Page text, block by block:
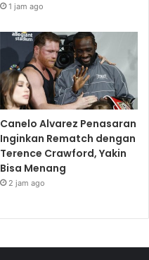
1 jam ago
Canelo Alvarez Penasaran
Inginkan Rematch dengan
Terence Crawford, Yakin
Bisa Menang
2 jam ago